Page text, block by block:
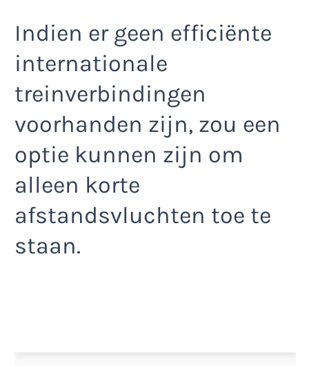
Indien er geen efficiënte
internationale
treinverbindingen
voorhanden zijn, zou een
optie kunnen zijn om
alleen korte
afstandsvluchten toe te
staan.